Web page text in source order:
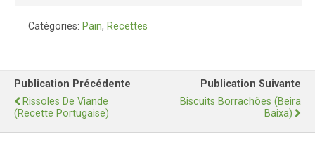
Catégories: Pain, Recettes
Publication Précédente
Rissoles De Viande
(recette Portugaise)
Publication Suivante
Biscuits Borrachões (Beira
Baixa)